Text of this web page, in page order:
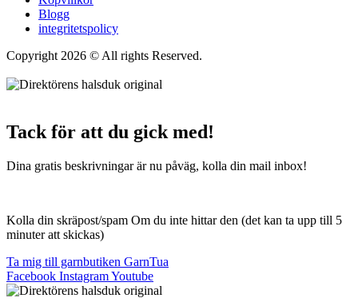
Blogg
integritetspolicy
Copyright 2026 © All rights Reserved.
Tack för att du gick med!
Dina gratis beskrivningar är nu påväg, kolla din mail inbox!
Kolla din skräpost/spam Om du inte hittar den (det kan ta upp till 5
minuter att skickas)
Ta mig till garnbutiken GarnTua
Facebook InstagramYoutube